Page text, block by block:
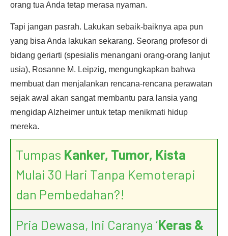
orang tua Anda tetap merasa nyaman.
Tapi jangan pasrah. Lakukan sebaik-baiknya apa pun
yang bisa Anda lakukan sekarang. Seorang profesor di
bidang geriarti (spesialis menangani orang-orang lanjut
usia), Rosanne M. Leipzig, mengungkapkan bahwa
membuat dan menjalankan rencana-rencana perawatan
sejak awal akan sangat membantu para lansia yang
mengidap Alzheimer untuk tetap menikmati hidup
mereka.
Tumpas Kanker, Tumor, Kista
Mulai 30 Hari Tanpa Kemoterapi
dan Pembedahan?!
Pria Dewasa, Ini Caranya ‘Keras &